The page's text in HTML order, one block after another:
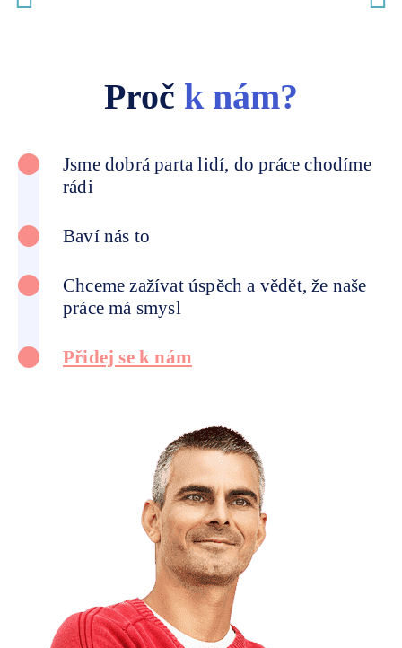
Proč k nám?
Jsme dobrá parta lidí, do práce chodíme
rádi
Baví nás to
Chceme zažívat úspěch a vědět, že naše
práce má smysl
Přidej se k nám